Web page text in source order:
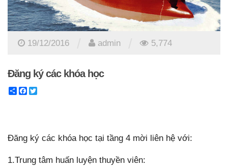
19/12/2016 admin 5,774
Đăng ký các khóa học
ShareFacebook
Đăng ký các khóa học tại tầng 4 mời liên hệ với:
1.Trung tâm huấn luyện thuyền viên: